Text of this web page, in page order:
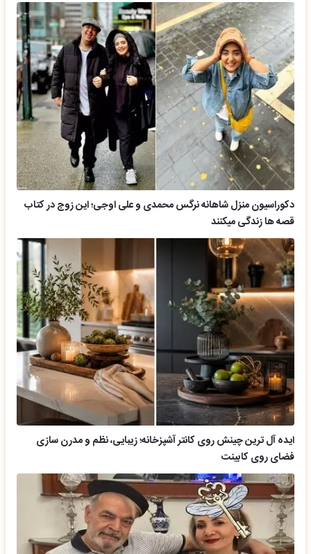
دکوراسیون منزل شاهانه نرگس محمدی و علی اوجی؛ این زوج در کتاب
قصه ها زندگی میکنند
ایده آل ترین چینش روی کانتر آشپزخانه؛ زیبایی، نظم و مدرن سازی
فضای روی کابینت